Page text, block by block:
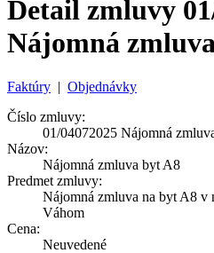
Detail zmluvy
Nájomná
Faktúry | Objednávky
Číslo zmluvy:
01/04072025 Nájomná
Názov:
Nájomná zmluva byt A8
Predmet zmluvy:
Nájomná zmluva na byt A8 v
Váhom
Cena:
Neuvedené